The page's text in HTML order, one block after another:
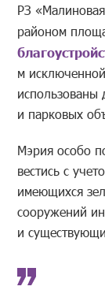
РЗ
районом
м
и парковых
Мэрия особо
вестись с
имеющихся
сооружений
и